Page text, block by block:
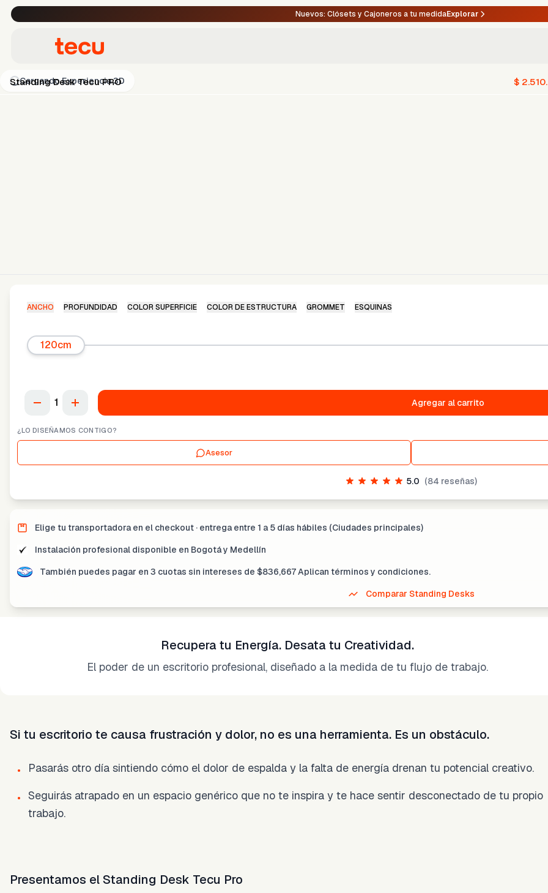
Nuevos: Clósets y Cajoneros a tu medidaExplorar
Standing Desk Tecu PRO $
Cargando Experiencia 3D
ANCHO PROFUNDIDAD COLOR SUPERFICIE COLOR DE ESTRUCTURA GROMMET ESQUINAS
120cm
1 Agregar al carrito
¿LO DISEÑAMOS CONTIGO?
Asesor
5.0 (84 reseñas)
Elige tu transportadora en el checkout · entrega entre 1 a 5 días hábiles (Ciudades principales)
Instalación profesional disponible en Bogotá y Medellín
También puedes pagar en 3 cuotas sin intereses de $836,667Aplican términos y condiciones.
Comparar Standing Desks
Recupera tu Energía. Desata tu Creatividad.
El poder de un escritorio profesional, diseñado a la medida de tu flujo de trabajo.
Si tu escritorio te causa frustración y dolor, no es una herramienta. Es un obstáculo.
• Pasarás otro día sintiendo cómo el dolor de espalda y la falta de energía drenan tu potencial creativo.
•
Seguirás atrapado en un espacio genérico que no te inspira y te hace sentir desconectado de tu propio
trabajo.
Presentamos el Standing Desk Tecu Pro